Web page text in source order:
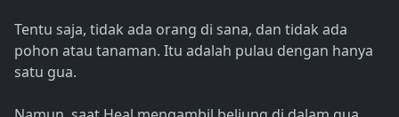
Tentu saja, tidak ada orang di sana, dan tidak ada
pohon atau tanaman. Itu adalah pulau dengan hanya
satu gua.